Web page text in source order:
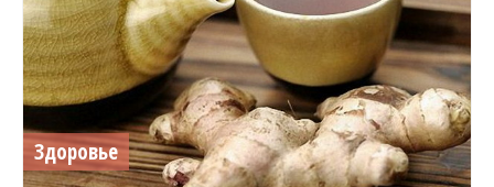
Здоровье